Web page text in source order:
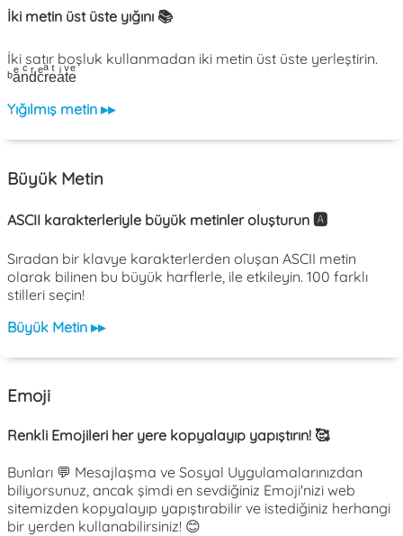
İki metin üst üste yığını 📚
İki satır boşluk kullanmadan iki metin üst üste yerleştirin.
ᵇaͤnͨdͬcͤrͣeͭaͥtͮeͤ
Yığılmış metin ▸▸
Büyük Metin
ASCII karakterleriyle büyük metinler oluşturun 🅰️
Sıradan bir klavye karakterlerden oluşan ASCII metin
olarak bilinen bu büyük harflerle, ile etkileyin. 100 farklı
stilleri seçin!
Büyük Metin ▸▸
Emoji
Renkli Emojileri her yere kopyalayıp yapıştırın! 🥰
Bunları 💬 Mesajlaşma ve Sosyal Uygulamalarınızdan
biliyorsunuz, ancak şimdi en sevdiğiniz Emoji'nizi web
sitemizden kopyalayıp yapıştırabilir ve istediğiniz herhangi
bir yerden kullanabilirsiniz! 😊